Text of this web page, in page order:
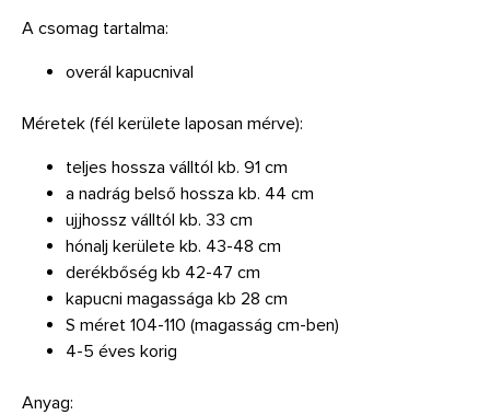
A csomag tartalma:
overál kapucnival
Méretek (fél kerülete laposan mérve):
teljes hossza válltól kb. 91 cm
a nadrág belső hossza kb. 44 cm
ujjhossz válltól kb. 33 cm
hónalj kerülete kb. 43-48 cm
derékbőség kb 42-47 cm
kapucni magassága kb 28 cm
S méret 104-110 (magasság cm-ben)
4-5 éves korig
Anyag: